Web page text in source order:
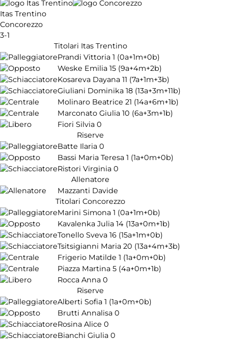
Itas Trentino
Concorezzo
3-1
Titolari Itas Trentino
Prandi Vittoria 1 (0a+1m+0b)
Weske Emilia 15 (9a+4m+2b)
Kosareva Dayana 11 (7a+1m+3b)
Giuliani Dominika 18 (13a+3m+11b)
Molinaro Beatrice 21 (14a+6m+1b)
Marconato Giulia 10 (6a+3m+1b)
Fiori Silvia 0
Riserve
Batte Ilaria 0
Bassi Maria Teresa 1 (1a+0m+0b)
Ristori Virginia 0
Allenatore
Mazzanti Davide
Titolari Concorezzo
Marini Simona 1 (0a+1m+0b)
Kavalenka Julia 14 (13a+0m+1b)
Tonello Sveva 16 (15a+1m+0b)
Tsitsigianni Maria 20 (13a+4m+3b)
Frigerio Matilde 1 (1a+0m+0b)
Piazza Martina 5 (4a+0m+1b)
Rocca Anna 0
Riserve
Alberti Sofia 1 (1a+0m+0b)
Brutti Annalisa 0
Rosina Alice 0
Bianchi Giulia 0